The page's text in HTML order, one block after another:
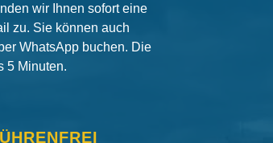
wir Ihnen sofort eine
zu. Sie können auch
WhatsApp buchen. Die
5 Minuten.